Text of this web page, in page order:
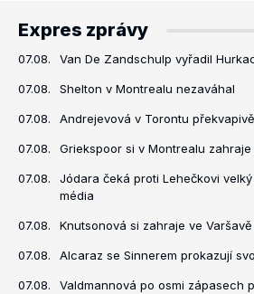
Expres zprávy
07.08. Van De Zandschulp vyřadil
07.08. Shelton v Montrealu nezaváhal
07.08. Andrejevová v Torontu
07.08. Griekspoor si v Montrealu
07.08.
Jódara čeká proti Lehečkovi
média
07.08. Knutsonová si zahraje ve
07.08. Alcaraz se Sinnerem prokazují
07.08.
Valdmannová po osmi zápasech